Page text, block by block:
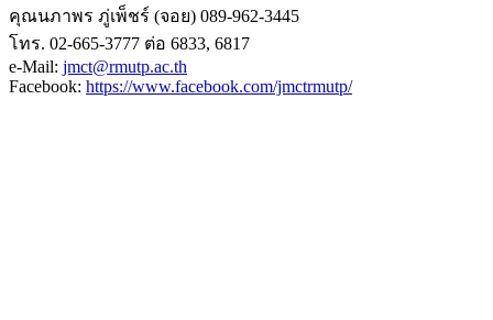
คุณนภาพร ภู่เพ็ชร์ (จอย) 089-962-3445
โทร. 02-665-3777 ต่อ 6833, 6817
e-Mail: jmct@rmutp.ac.th
Facebook: https://www.facebook.com/jmctrmutp/